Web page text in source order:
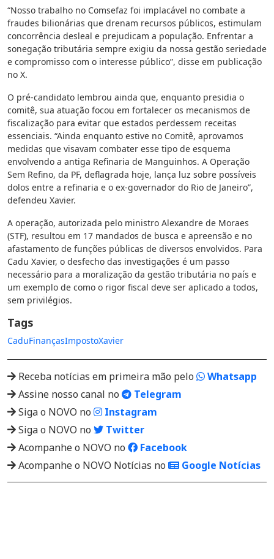
“Nosso trabalho no Comsefaz foi implacável no combate a
fraudes bilionárias que drenam recursos públicos, estimulam
concorrência desleal e prejudicam a população. Enfrentar a
sonegação tributária sempre exigiu da nossa gestão seriedade
e compromisso com o interesse público”, disse em publicação
no X.
O pré-candidato lembrou ainda que, enquanto presidia o
comitê, sua atuação focou em fortalecer os mecanismos de
fiscalização para evitar que estados perdessem receitas
essenciais. “Ainda enquanto estive no Comitê, aprovamos
medidas que visavam combater esse tipo de esquema
envolvendo a antiga Refinaria de Manguinhos. A Operação
Sem Refino, da PF, deflagrada hoje, lança luz sobre possíveis
dolos entre a refinaria e o ex-governador do Rio de Janeiro”,
defendeu Xavier.
A operação, autorizada pelo ministro Alexandre de Moraes
(STF), resultou em 17 mandados de busca e apreensão e no
afastamento de funções públicas de diversos envolvidos. Para
Cadu Xavier, o desfecho das investigações é um passo
necessário para a moralização da gestão tributária no país e
um exemplo de como o rigor fiscal deve ser aplicado a todos,
sem privilégios.
Tags
CaduFinançasImpostoXavier
Receba notícias em primeira mão pelo
Whatsapp
Assine nosso canal no
Telegram
Siga o NOVO no
Instagram
Siga o NOVO no
Twitter
Acompanhe o NOVO no
Facebook
Acompanhe o NOVO Notícias no
Google Notícias